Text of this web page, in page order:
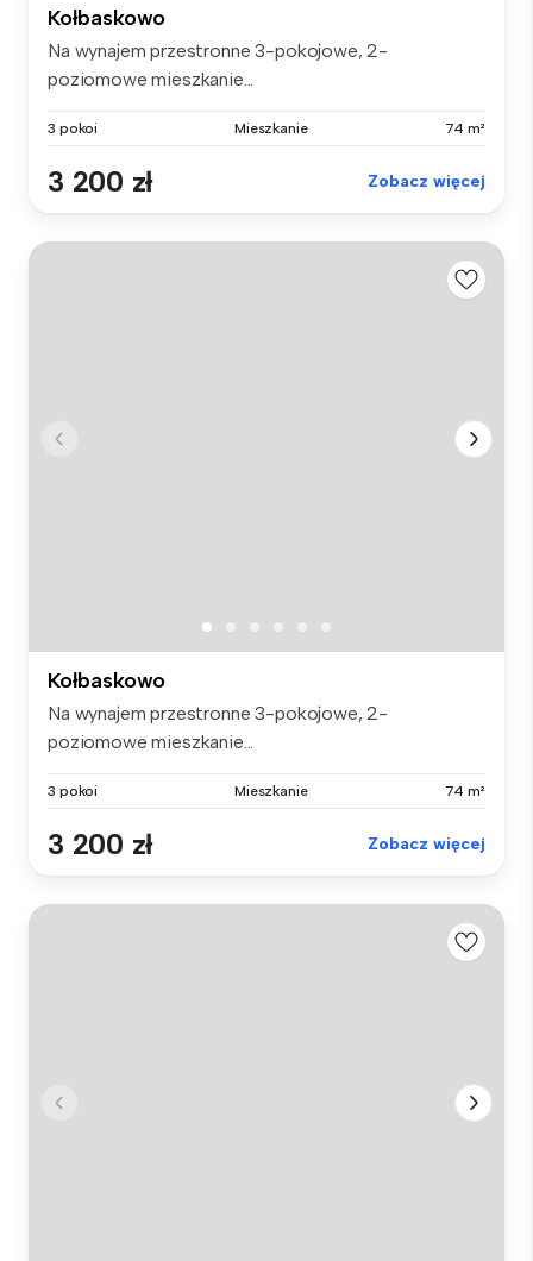
Kołbaskowo
Na wynajem przestronne 3-pokojowe, 2-
poziomowe mieszkanie...
3 pokoi Mieszkanie 74 m²
3 200 zł Zobacz więcej
Kołbaskowo
Na wynajem przestronne 3-pokojowe, 2-
poziomowe mieszkanie...
3 pokoi Mieszkanie 74 m²
3 200 zł Zobacz więcej